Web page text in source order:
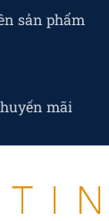
sản phẩm
mãi